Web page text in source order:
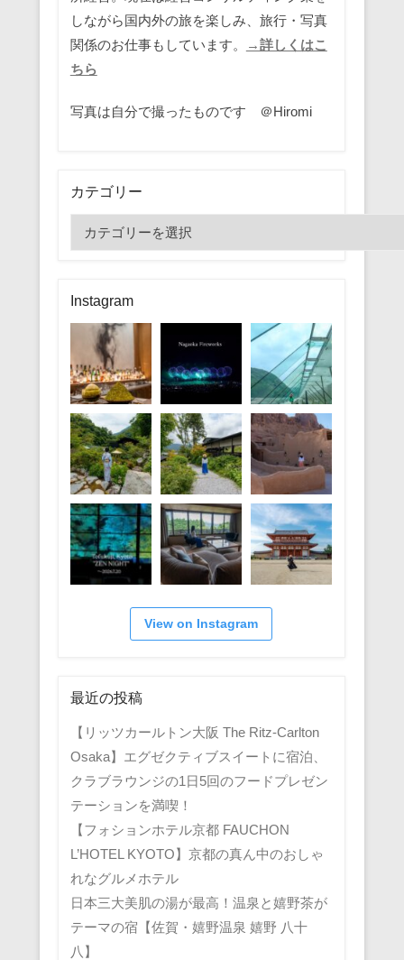
しながら国内外の旅を楽しみ、旅行・写真
関係のお仕事もしています。
→詳しくはこ
ちら
写真は自分で撮ったものです ＠Hiromi
カテゴリー
テ
リ
ー
Instagram
View on Instagram
最近の投稿
【リッツカールトン大阪 The Ritz-Carlton
Osaka】エグゼクティブスイートに宿泊、
クラブラウンジの1日5回のフードプレゼン
テーションを満喫！
【フォションホテル京都 FAUCHON
L’HOTEL KYOTO】京都の真ん中のおしゃ
れなグルメホテル
日本三大美肌の湯が最高！温泉と嬉野茶が
テーマの宿【佐賀・嬉野温泉 嬉野 八十
八】